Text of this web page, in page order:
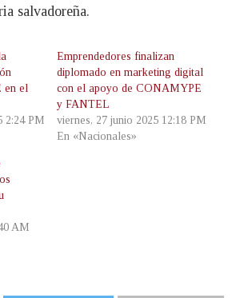
salvadoreña.
en el
2:24 PM
Emprendedores finalizan
diplomado en marketing digital
con el apoyo de CONAMYPE
y FANTEL
viernes, 27 junio 2025 12:18 PM
En «Nacionales»
AM